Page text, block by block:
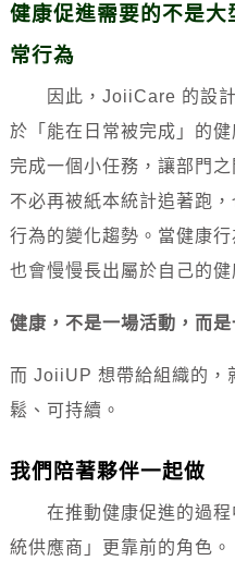
健康促進需要的不是大
常行為
因此，JoiiCare 的設計
於「能在日常被完成」的健
完成一個小任務，讓部門
不必再被紙本統計追著跑
行為的變化趨勢。當健康
也會慢慢長出屬於自己的健
健康，不是一場活動，而是
而 JoiiUP 想帶給組織的，
鬆、可持續。
我們陪著夥伴一起做
在推動健康促進的過程
統供應商」更靠前的角色。